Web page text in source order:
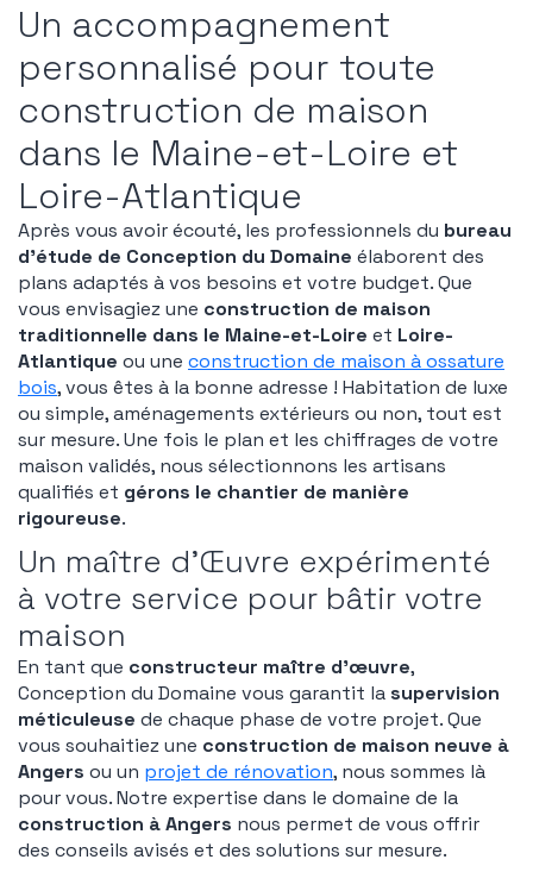
Un accompagnement
personnalisé pour toute
construction de maison
dans le Maine-et-Loire et
Loire-Atlantique
Après vous avoir écouté, les professionnels du bureau
d’étude de Conception du Domaine élaborent des
plans adaptés à vos besoins et votre budget. Que
vous envisagiez une construction de maison
traditionnelle dans le Maine-et-Loire et Loire-
Atlantique ou une construction de maison à ossature
bois, vous êtes à la bonne adresse ! Habitation de luxe
ou simple, aménagements extérieurs ou non, tout est
sur mesure. Une fois le plan et les chiffrages de votre
maison validés, nous sélectionnons les artisans
qualifiés et gérons le chantier de manière
rigoureuse.
Un maître d’Œuvre expérimenté
à votre service pour bâtir votre
maison
En tant que constructeur maître d’œuvre,
Conception du Domaine vous garantit lasupervision
méticuleuse de chaque phase de votre projet. Que
vous souhaitiez une construction de maison neuve à
Angers ou un projet de rénovation, nous sommes là
pour vous. Notre expertise dans le domaine de la
construction à Angers nous permet de vous offrir
des conseils avisés et des solutions sur mesure.